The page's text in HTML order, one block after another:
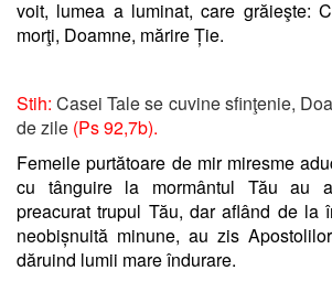
voit, lumea a luminat, care grăieşte:
morţi, Doamne, mărire Ție.
Stih: Casei Tale se cuvine sfinţenie,
de zile (Ps 92,7b).
Femeile purtătoare de mir miresme
cu tânguire la mormântul Tău au
preacurat trupul Tău, dar aflând de la
neobișnuită minune, au zis
dăruind lumii mare îndurare.